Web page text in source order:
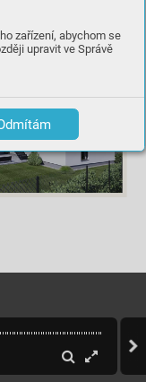
zařízení, abychom se
upravit ve Správě